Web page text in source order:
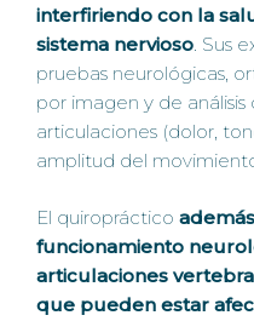
interfiriendo con la
sistema nervioso. Sus
pruebas neurológicas,
por imagen y de
articulaciones (dolor,
amplitud del
El quiropráctico
funcionamiento
articulaciones
que pueden estar